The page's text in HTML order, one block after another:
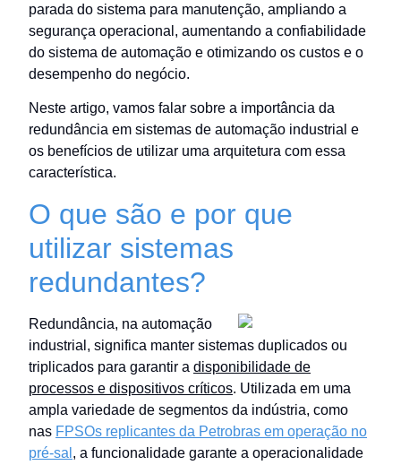
parada do sistema para manutenção, ampliando a
segurança operacional, aumentando a confiabilidade
do sistema de automação e otimizando os custos e o
desempenho do negócio.
Neste artigo, vamos falar sobre a importância da
redundância em sistemas de automação industrial e
os benefícios de utilizar uma arquitetura com essa
característica.
O que são e por que
utilizar sistemas
redundantes?
Redundância, na automação
industrial, significa manter sistemas duplicados ou
triplicados para garantir a disponibilidade de
processos e dispositivos críticos. Utilizada em uma
ampla variedade de segmentos da indústria, como
nas FPSOs replicantes da Petrobras em operação no
pré-sal , a funcionalidade garante a operacionalidade